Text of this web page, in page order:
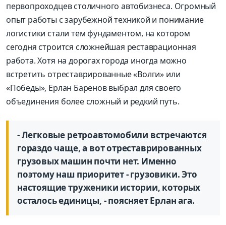
первопроходцев столичного автобизнеса. Огромный
опыт работы с зарубежной техникой и понимание
логистики стали тем фундаментом, на котором
сегодня строится сложнейшая реставрационная
работа. Хотя на дорогах города иногда можно
встретить отреставрированные «Волги» или
«Победы», Ерлан Баренов выбрал для своего
объединения более сложный и редкий путь.
- Легковые ретроавтомобили встречаются
гораздо чаще, а вот отреставрированных
грузовых машин почти нет. Именно
поэтому наш приоритет - грузовики. Это
настоящие труженики истории, которых
осталось единицы, - поясняет Ерлан ага.